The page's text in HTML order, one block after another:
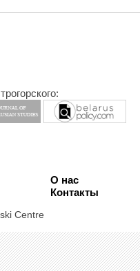
О нас
Контакты
Centre